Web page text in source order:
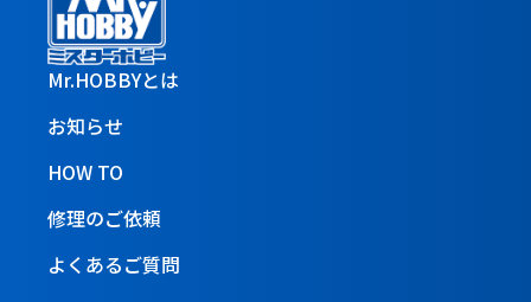
Mr.HOBBYとは
お知らせ
HOW TO
修理のご依頼
よくあるご質問